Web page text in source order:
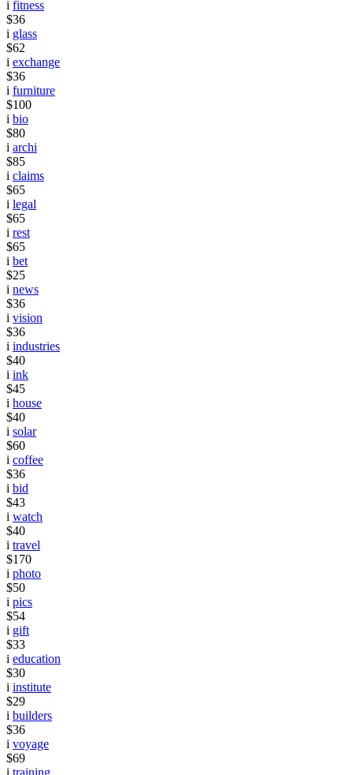
i fitness
$36
i glass
$62
i exchange
$36
i furniture
$100
i bio
$80
i archi
$85
i claims
$65
i legal
$65
i rest
$65
i bet
$25
i news
$36
i vision
$36
i industries
$40
i ink
$45
i house
$40
i solar
$60
i coffee
$36
i bid
$43
i watch
$40
i travel
$170
i photo
$50
i pics
$54
i gift
$33
i education
$30
i institute
$29
i builders
$36
i voyage
$69